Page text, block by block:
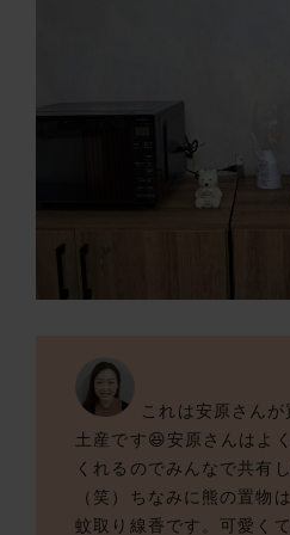
これは安原さん
土産です😆安原さんはよ
くれるのでみんなで共有
（笑）ちなみに熊の置物
蚊取り線香です。可愛く